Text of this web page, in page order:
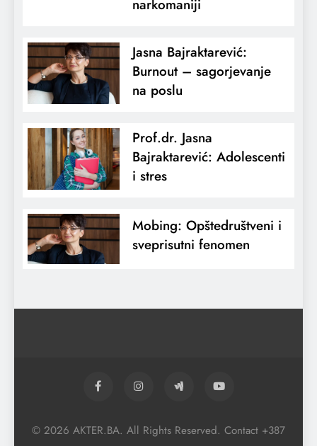
narkomaniji
Jasna Bajraktarević:
Burnout – sagorjevanje
na poslu
Prof.dr. Jasna
Bajraktarević: Adolescenti
i stres
Mobing: Opštedruštveni i
sveprisutni fenomen
© 2026 AKTER.BA. All Rights Reserved. Contact +387